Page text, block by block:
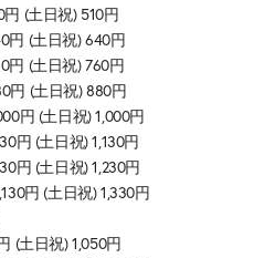
(土日祝) 510円
円 (土日祝) 640円
円 (土日祝) 760円
円 (土日祝) 880円
円 (土日祝) 1,000円
円 (土日祝) 1,130円
円 (土日祝) 1,230円
円 (土日祝) 1,330円
(土日祝) 1,050円